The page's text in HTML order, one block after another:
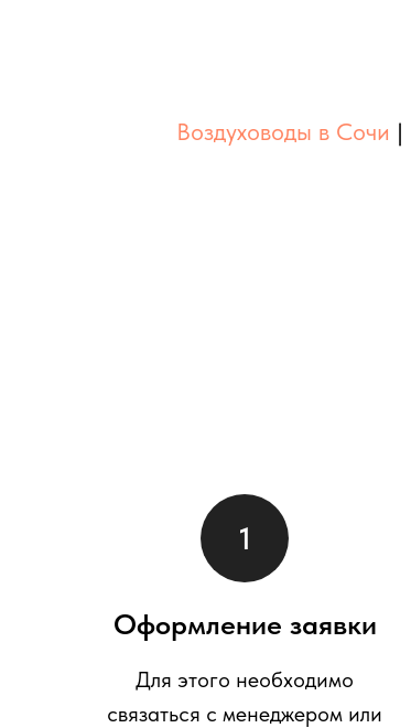
Воздуховоды в Сочи |
Оформление заявки
Для этого необходимо
связаться с менеджером или